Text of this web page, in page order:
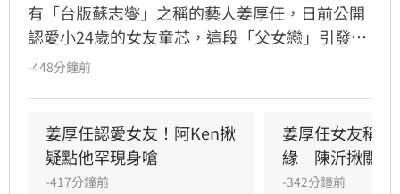
有「台版蘇志燮」之稱的藝人姜厚任，日前公開
認愛小24歲的女友童芯，這段「父女戀」引發高
度關注。隨之而來的是女方過往經歷遭起底，包
活瞬間變成外界口中的「偵探片」，姜厚任展現
霸氣，公開力挺女友，強調無論對方過去如何，
他都深信童芯的人品，並表示自己不會受流言蜚
-448分鐘前
姜厚任認愛女友！阿Ken揪
疑點他罕現身嗆
-417分鐘前
姜厚任女友稱
緣　陳沂揪關鍵
-342分鐘前